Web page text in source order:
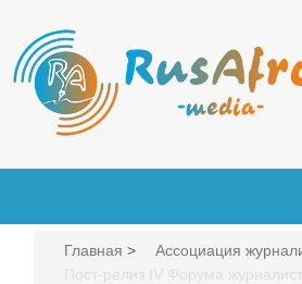
Главная > Ассоциация
Пост-релиз IV Форума